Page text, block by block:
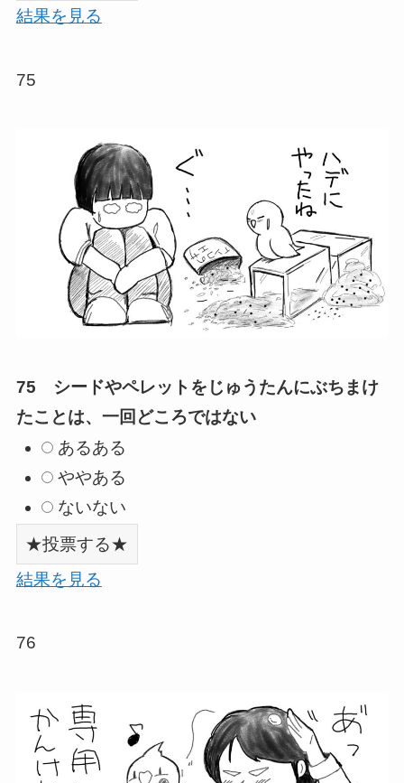
結果を見る
75
75 シードやペレットをじゅうたんにぶちまけ
たことは、一回どころではない
あるある
ややある
ないない
結果を見る
76